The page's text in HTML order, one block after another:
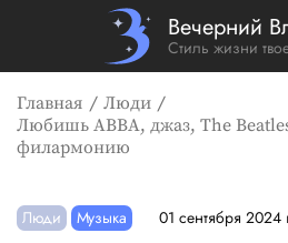
Вечерний
Стиль жизни
Главная
Люди
Любишь ABBA, джаз, The
филармонию
Люди Музыка 01 сентября 2024